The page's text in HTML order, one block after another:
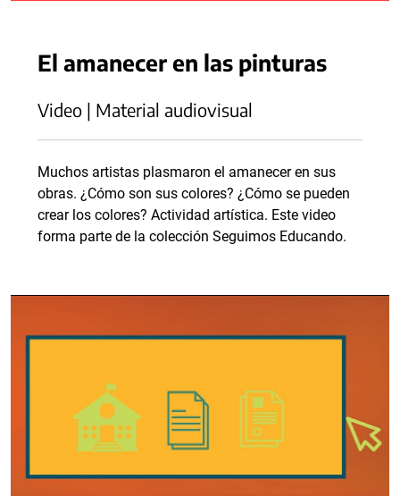
El amanecer en las pinturas
Video | Material audiovisual
Muchos artistas plasmaron el amanecer en sus
obras. ¿Cómo son sus colores? ¿Cómo se pueden
crear los colores? Actividad artística. Este video
forma parte de la colección Seguimos Educando.